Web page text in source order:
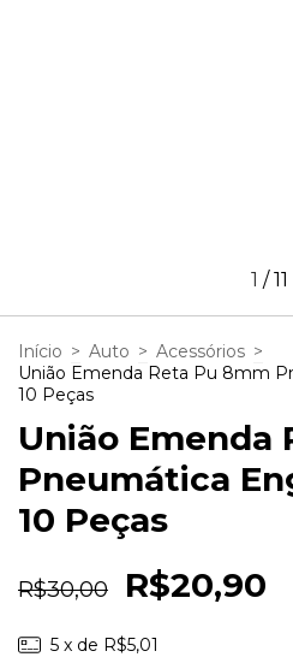
1 /11
Início > Auto > Acessórios >
União Emenda Reta Pu 8mm
10 Peças
União Emenda
Pneumática
10 Peças
R$30,00 R$20,90
5 x de R$5,01